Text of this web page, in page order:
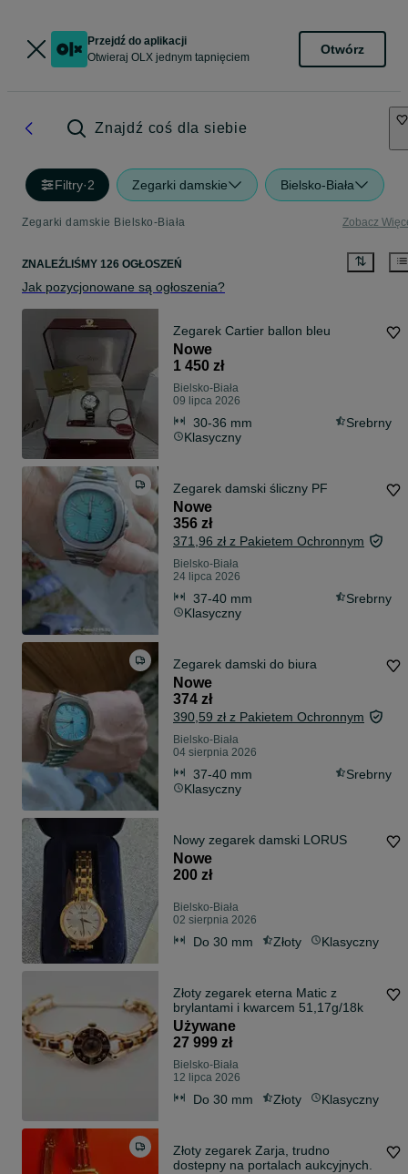
Przejdź do aplikacji
Otwieraj OLX jednym tapnięciem
Otwórz
Znajdź coś dla siebie
Filtry·2 Zegarki damskie Bielsko-Biała
Zegarki damskie Bielsko-Biała Zobacz
ZNALEŹLIŚMY 126 OGŁOSZEŃ
Jak pozycjonowane są ogłoszenia?
Zegarek Cartier ballon bleu
Nowe
1 450 zł
Bielsko-Biała
09 lipca 2026
30-36 mm
Srebrny
Klasyczny
Zegarek damski śliczny PF
Nowe
356 zł
371,96 zł z Pakietem Ochronnym
Bielsko-Biała
24 lipca 2026
37-40 mm
Srebrny
Klasyczny
Zegarek damski do biura
Nowe
374 zł
390,59 zł z Pakietem Ochronnym
Bielsko-Biała
04 sierpnia 2026
37-40 mm
Srebrny
Klasyczny
Nowy zegarek damski LORUS
Nowe
200 zł
Bielsko-Biała
02 sierpnia 2026
Do 30 mm Złoty Klasyczny
Złoty zegarek eterna Matic z
brylantami i kwarcem 51,17g/18k
Używane
27 999 zł
Bielsko-Biała
12 lipca 2026
Do 30 mm Złoty Klasyczny
Złoty zegarek Zarja, trudno
dostepny na portalach aukcyjnych.